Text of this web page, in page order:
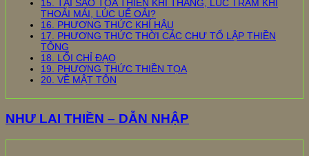
15. TẠI SAO TỌA THIỀN KHI THĂNG, LÚC TRẦM KHI
THOẢI MÁI, LÚC UỂ OẢI?
16. PHƯƠNG THỨC KHÍ HẬU
17. PHƯƠNG THỨC THỜI CÁC CHƯ TỔ LẬP THIỀN
TÔNG
18. LỐI CHỈ ĐẠO
19. PHƯƠNG THỨC THIỀN TỌA
20. VỀ MẬT TÔN
NHƯ LAI THIỀN – DẪN NHẬP